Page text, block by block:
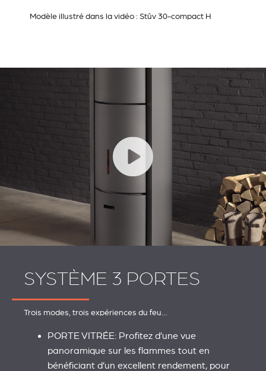
Modèle illustré dans la vidéo : Stûv 30-compact H
SYSTÈME 3 PORTES
Trois modes, trois expériences du feu…
PORTE VITRÉE: Profitez d’une vue
panoramique sur les flammes tout en
bénéficiant d’un excellent rendement, pour